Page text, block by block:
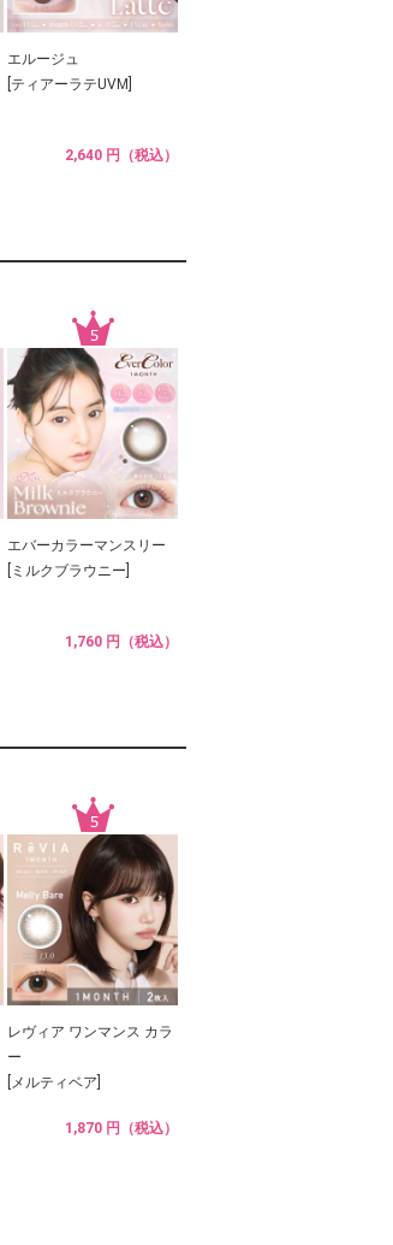
エルージュ
[ティアーラテUVM]
2,640 円（税込）
エバーカラーマンスリー
[ミルクブラウニー]
1,760 円（税込）
レヴィア ワンマンス カラ
ー
[メルティベア]
1,870 円（税込）